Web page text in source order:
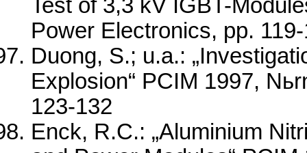
Test of 3,3 kV IGBT-
Power Electronics, pp.
Duong, S.; u.a.:
Explosion“ PCIM 1997,
123-132
Enck, R.C.: „Aluminium